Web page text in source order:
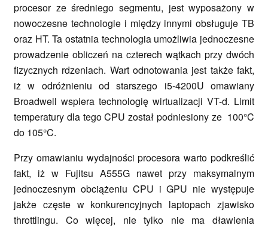
procesor ze średniego segmentu, jest wyposażony w
nowoczesne technologie i między innymi obsługuje TB
oraz HT. Ta ostatnia technologia umożliwia jednoczesne
prowadzenie obliczeń na czterech wątkach przy dwóch
fizycznych rdzeniach. Wart odnotowania jest także fakt,
iż w odróżnieniu od starszego i5-4200U omawiany
Broadwell wspiera technologię wirtualizacji VT-d. Limit
temperatury dla tego CPU został podniesiony ze 100°C
do 105°C.
Przy omawianiu wydajności procesora warto podkreślić
fakt, iż w Fujitsu A555G nawet przy maksymalnym
jednoczesnym obciążeniu CPU i GPU nie występuje
jakże częste w konkurencyjnych laptopach zjawisko
throttlingu. Co więcej, nie tylko nie ma dławienia